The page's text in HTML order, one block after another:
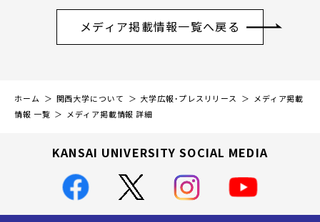
メディア掲載情報一覧へ戻る
ホーム 関西大学について 大学広報・プレスリリース
メディア掲載
情報 一覧
メディア掲載情報 詳細
KANSAI UNIVERSITY SOCIAL MEDIA